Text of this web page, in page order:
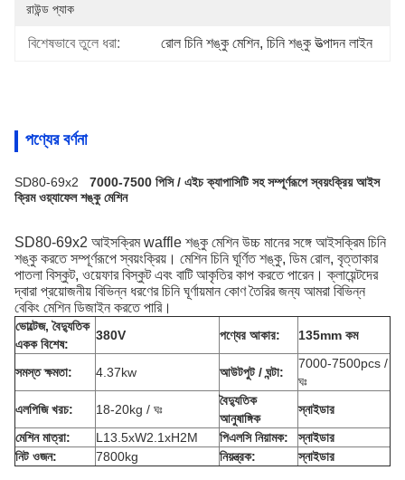
রাউন্ড প্যাক
বিশেষভাবে তুলে ধরা: রোল চিনি শঙ্কু মেশিন, চিনি শঙ্কু উত্পাদন লাইন
পণ্যের বর্ণনা
SD80-69x2
7000-7500 পিসি / এইচ ক্যাপাসিটি সহ সম্পূর্ণরূপে স্বয়ংক্রিয় আইস
ক্রিম ওয়্যাফেল শঙ্কু মেশিন
SD80-69x2 আইসক্রিম waffle শঙ্কু মেশিন উচ্চ মানের সঙ্গে আইসক্রিম চিনি
শঙ্কু করতে সম্পূর্ণরূপে স্বয়ংক্রিয়। মেশিন চিনি ঘূর্ণিত শঙ্কু, ডিম রোল, বৃত্তাকার
পাতলা বিস্কুট, ওয়েফার বিস্কুট এবং বাটি আকৃতির কাপ করতে পারেন। ক্লায়েন্টদের
দ্বারা প্রয়োজনীয় বিভিন্ন ধরণের চিনি ঘূর্ণায়মান কোণ তৈরির জন্য আমরা বিভিন্ন
বেকিং মেশিন ডিজাইন করতে পারি।
ভোল্টেজ, বৈদ্যুতিক
একক বিশেষ:
380V পণ্যের আকার: 135mm কম
সমস্ত ক্ষমতা: 4.37kw আউটপুট / ঘন্টা:
7000-7500pcs /
ঘঃ
এলপিজি খরচ:
18-20kg / ঘঃ
বৈদ্যুতিক
আনুষাঙ্গিক
স্নাইডার
মেশিন মাত্রা:
L13.5xW2.1xH2M পিএলসি নিয়ামক:
স্নাইডার
নিট ওজন:
7800kg নিয়ন্ত্রক: স্নাইডার